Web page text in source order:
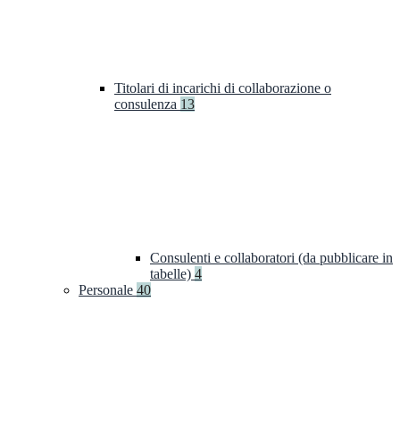
Titolari di incarichi di collaborazione o
consulenza 13
Consulenti e collaboratori (da pubblicare in
tabelle) 4
Personale 40